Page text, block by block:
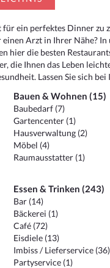
für ein perfektes Dinner
Arzt in Ihrer Nähe?
hier die besten
die Ihnen das Leben
Lassen Sie sich
Bauen & Wohnen (15)
Baubedarf (7)
Gartencenter (1)
Hausverwaltung (2)
Möbel (4)
Raumausstatter (1)
Essen & Trinken (243)
Bar (14)
Bäckerei (1)
Café (72)
Eisdiele (13)
Imbiss / Lieferservice (36)
Partyservice (1)